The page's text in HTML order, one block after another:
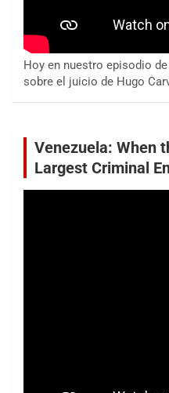
Hoy en nuestro episodio
sobre el juicio de Hugo
Venezuela: When
Largest Criminal